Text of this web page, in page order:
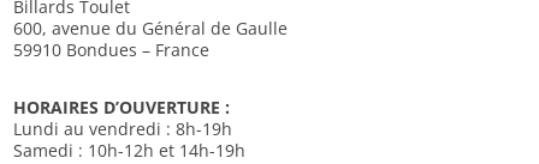
Billards Toulet
600, avenue du Général de Gaulle
59910 Bondues – France
HORAIRES D’OUVERTURE :
Lundi au vendredi : 8h-19h
Samedi : 10h-12h et 14h-19h